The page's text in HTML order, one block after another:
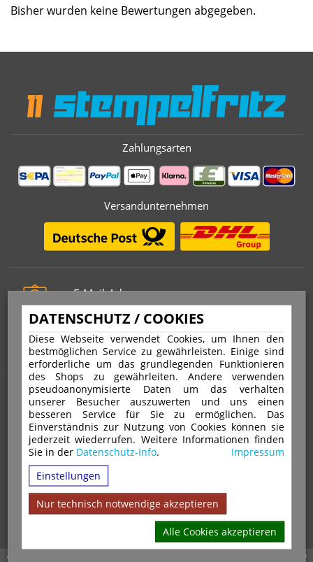
DATENSCHUTZ / COOKIES
Diese Webseite verwendet Cookies, um Ihnen den
bestmöglichen Service zu gewährleisten. Einige sind
erforderliche um das grundlegenden Funktionieren
des Shops zu gewährleiten. Andere verwenden
pseudoanonymisierte Daten um das verhalten
unserer Besucher auszuwerten und uns einen
besseren Service für Sie zu ermöglichen. Das
Einverständnis zur Nutzung von Cookies können sie
jederzeit wiederrufen. Weitere Informationen finden
Sie in der Datenschutz-Info.
Impressum
Einstellungen
Nur technisch notwendige akzeptieren
Alle Cookies akzeptieren
Bisher wurden keine Bewertungen abgegeben.
Zahlungsarten
Versandunternehmen
E-Mail-Adresse
info@stempelfritz.de
Telefon
0221 677 812 08
Über uns
VERTRAG WIDERRUFEN
IMPRESSUM
DATENSCHUTZ
WIDERRUFSRECHT
AGB
VERSAND & ZAHLUNGSARTEN
WARENKORB
MAGAZIN
Alle Preise inkl. 19% MwSt. zzgl. Versandkosten | Copyright © 2026 Stempel Toenges GmbH - Alle Rechte vorbehalten